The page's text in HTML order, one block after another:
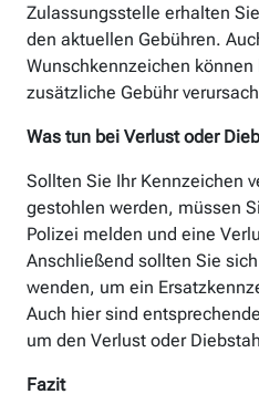
Zulassungsstelle erhalten
den aktuellen Gebühren.
Wunschkennzeichen
zusätzliche Gebühr
Was tun bei Verlust oder
Sollten Sie Ihr Kennzeichen
gestohlen werden, müssen
Polizei melden und eine
Anschließend sollten Sie
wenden, um ein
Auch hier sind
um den Verlust oder
Fazit